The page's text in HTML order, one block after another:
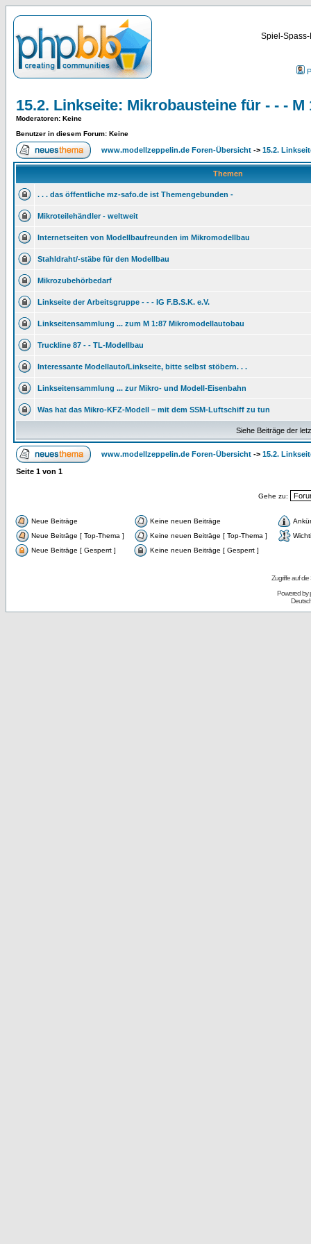
Spiel-
15.2. Linkseite: Mikrobausteine für - - -
Moderatoren: Keine
Benutzer in diesem Forum: Keine
www.modellzeppelin.de Foren-Übersicht -> 15.2.
Themen
. . . das öffentliche mz-safo.de ist Themengebunden -
Mikroteilehändler - weltweit
Internetseiten von Modellbaufreunden im Mikromodellbau
Stahldraht/-stäbe für den Modellbau
Mikrozubehörbedarf
Linkseite der Arbeitsgruppe - - - IG F.B.S.K. e.V.
Linkseitensammlung ... zum M 1:87 Mikromodellautobau
Truckline 87 - - TL-Modellbau
Interessante Modellauto/Linkseite, bitte selbst stöbern. . .
Linkseitensammlung ... zur Mikro- und Modell-Eisenbahn
Was hat das Mikro-KFZ-Modell – mit dem SSM-Luftschiff zu tun
Siehe Beiträge der
www.modellzeppelin.de Foren-Übersicht -> 15.2.
Seite 1 von 1
Gehe zu:
Neue Beiträge Keine neuen Beiträge
Neue Beiträge [ Top-Thema ]
Keine neuen Beiträge [ Top-Thema ]
Neue Beiträge [ Gesperrt ]
Keine neuen Beiträge [ Gesperrt ]
Zugriffe auf
Powered by